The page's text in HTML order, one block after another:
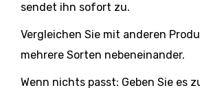
sendet ihn sofort zu.
Vergleichen Sie mit anderen
mehrere Sorten nebeneinander.
Wenn nichts passt: Geben Sie es